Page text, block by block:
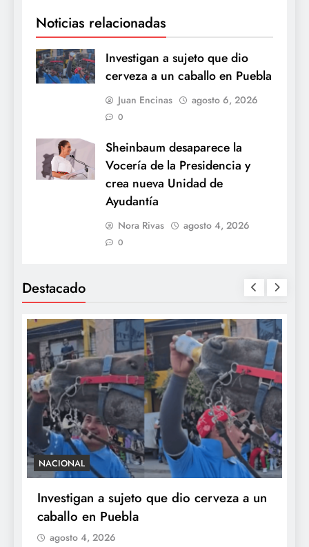
Noticias relacionadas
Investigan a sujeto que dio
cerveza a un caballo en Puebla
Juan Encinas agosto 6, 2026
0
Sheinbaum desaparece la
Vocería de la Presidencia y
crea nueva Unidad de
Ayudantía
Nora Rivas agosto 4, 2026
0
Destacado
NACIONAL
Investigan a sujeto que dio cerveza a un
caballo en Puebla
agosto 4, 2026